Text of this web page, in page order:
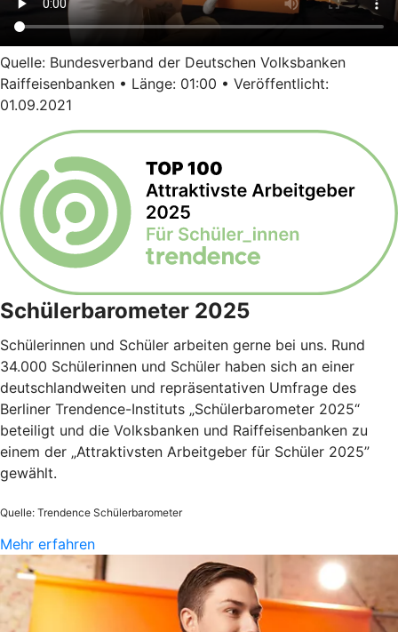
Quelle: Bundesverband der Deutschen Volksbanken
Raiffeisenbanken • Länge: 01:00 • Veröffentlicht:
01.09.2021
Schülerbarometer 2025
Schülerinnen und Schüler arbeiten gerne bei uns. Rund
34.000 Schülerinnen und Schüler haben sich an einer
deutschlandweiten und repräsentativen Umfrage des
Berliner Trendence-Instituts „Schülerbarometer 2025“
beteiligt und die Volksbanken und Raiffeisenbanken zu
einem der „Attraktivsten Arbeitgeber für Schüler 2025”
gewählt.
Quelle: Trendence Schülerbarometer
Mehr erfahren